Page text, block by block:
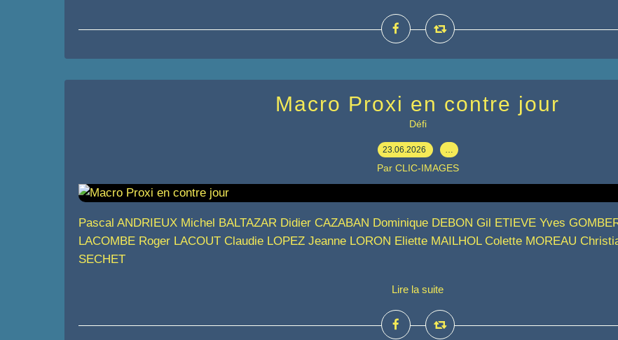
Macro Proxi en contre jour
Défi
23.06.2026 …
Par CLIC-IMAGES
Pascal ANDRIEUX Michel BALTAZAR Didier CAZABAN Dominique DEBON Gil ETIEVE Yves
LACOMBE Roger LACOUT Claudie LOPEZ Jeanne LORON Eliette MAILHOL Colette MOREAU
SECHET
Lire la suite